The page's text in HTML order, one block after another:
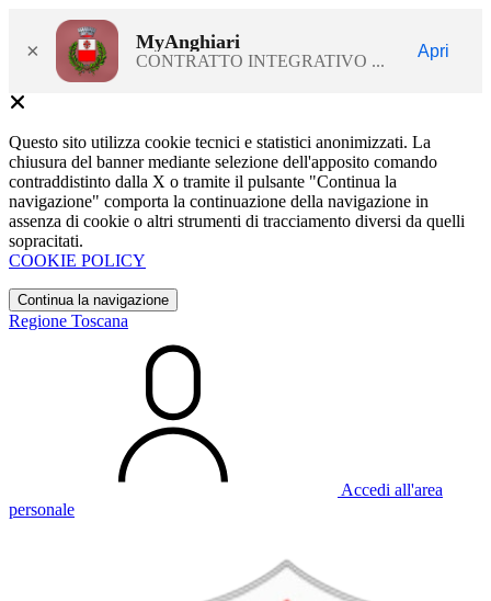
× MyAnghiari
CONTRATTO INTEGRATIVO ...
Apri
Questo sito utilizza cookie tecnici e statistici anonimizzati. La
chiusura del banner mediante selezione dell'apposito comando
contraddistinto dalla X o tramite il pulsante "Continua la
navigazione" comporta la continuazione della navigazione in
assenza di cookie o altri strumenti di tracciamento diversi da quelli
sopracitati.
COOKIE POLICY
Continua la navigazione
Regione Toscana
Accedi all'area
personale